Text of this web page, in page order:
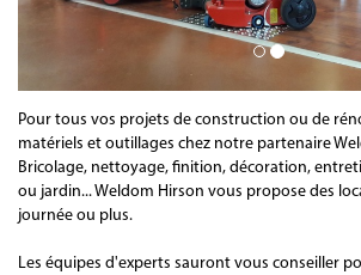
Pour tous vos projets de construction ou de
matériels et outillages chez notre partenaire
Bricolage, nettoyage, finition, décoration,
ou jardin... Weldom Hirson vous propose des
journée ou plus.
Les équipes d'experts sauront vous conseiller